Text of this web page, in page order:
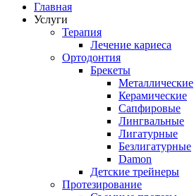
Главная
Услуги
Терапия
Лечение кариеса
Ортодонтия
Брекеты
Металлические
Керамические
Cапфировые
Лингвальные
Лигатурные
Безлигатурные
Damon
Детские трейнеры
Протезирование